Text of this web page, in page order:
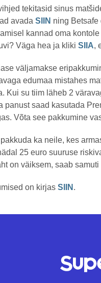
tekitasid sinus
avada SIIN ning
kannad oma
Väga hea ja kliki SIIA,
väljamakse
edumaa mistahes
Kui su tiim läheb 2
panust saad kasutada
Võta see pakkumine
ka neile, kes
25 euro suuruse
on väiksem, saab
on kirjas SIIN .